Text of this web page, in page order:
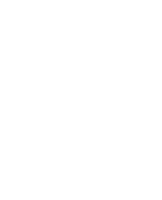
趨勢
衰退模式